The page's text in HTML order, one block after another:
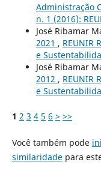
Administração
n. 1 (2016):
José Ribamar
2021 , REUNIR
e
José Ribamar
2012 , REUNIR
e
1 2 3 4 5 6 > >>
Você também pode
similaridadepara